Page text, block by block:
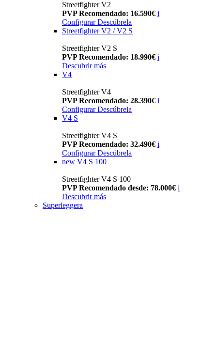
Streetfighter V2
PVP Recomendado: 16.590€ i
Configurar Descúbrela
Streetfighter V2 / V2 S
Streetfighter V2 S
PVP Recomendado: 18.990€ i
Descubrir más
V4
Streetfighter V4
PVP Recomendado: 28.390€ i
Configurar Descúbrela
V4 S
Streetfighter V4 S
PVP Recomendado: 32.490€ i
Configurar Descúbrela
new V4 S 100
Streetfighter V4 S 100
PVP Recomendado desde: 78.000€ i
Descubrir más
Superleggera